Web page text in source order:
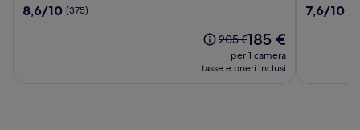
Zen
8.6
8,6/10 (375)
Il
prezzo
era
205 €Il
prezzo
attuale
185 €
per 1 camera
tasse e oneri inclusi
Gijón
7.6
7,6/10